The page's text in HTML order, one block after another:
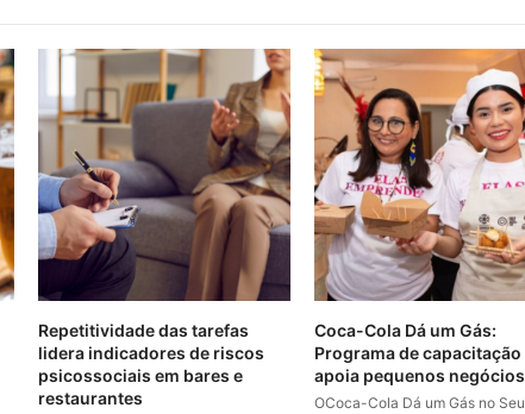
Repetitividade das tarefas
lidera indicadores de riscos
psicossociais em bares e
restaurantes
Coca-Cola Dá um Gás:
Programa de capacitação
apoia pequenos negócios
OCoca-Cola Dá um Gás no Seu